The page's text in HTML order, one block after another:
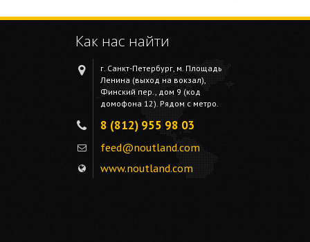
Как нас найти
г. Санкт-Петербург, м. Площадь
Ленина (выход на вокзал),
Финский пер., дом 9 (код
домофона 12). Рядом с метро.
8 (812) 955 98 03
feed@noutland.com
www.noutland.com